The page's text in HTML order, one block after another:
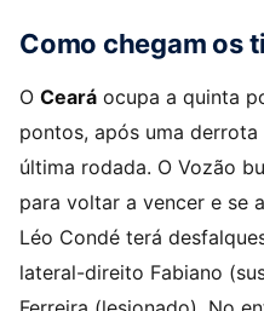
Como chegam os
O Ceará ocupa a quinta
pontos, após uma
última rodada. O Vozão
para voltar a vencer e se
Léo Condé terá
lateral-direito Fabiano